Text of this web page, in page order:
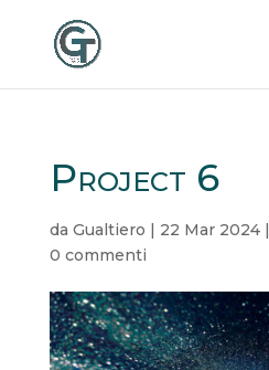
Project 6
da Gualtiero | 22 Mar 2024|
0 commenti